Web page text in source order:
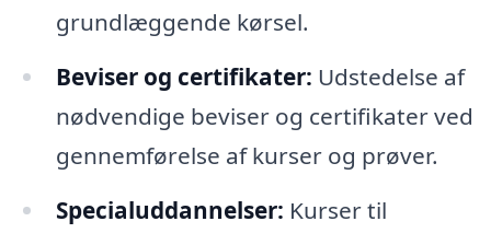
grundlæggende kørsel.
Beviser og certifikater: Udstedelse af
nødvendige beviser og certifikater ved
gennemførelse af kurser og prøver.
Specialuddannelser: Kurser til